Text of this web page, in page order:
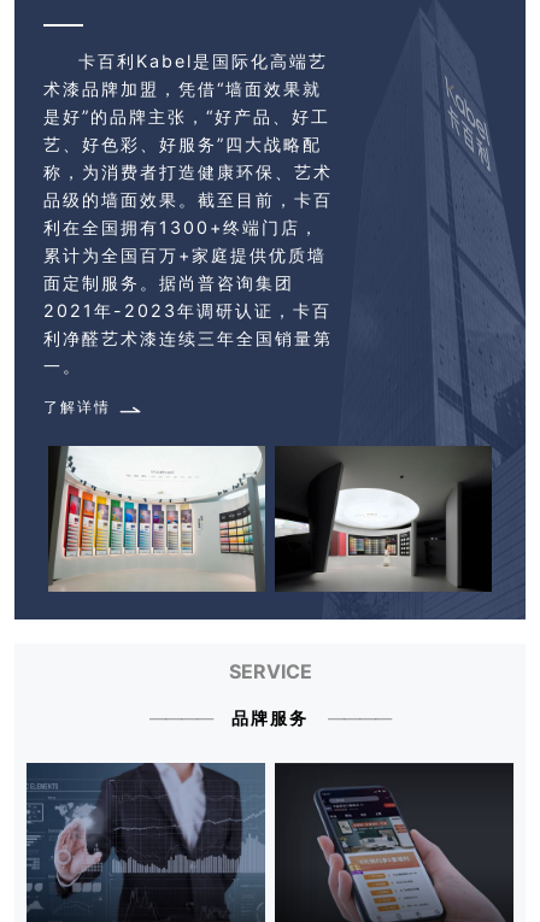
卡百利Kabel是国际化高端艺
术漆品牌加盟，凭借“墙面效果就
是好”的品牌主张，“好产品、好工
艺、好色彩、好服务”四大战略配
称，为消费者打造健康环保、艺术
品级的墙面效果。截至目前，卡百
利在全国拥有1300+终端门店，
累计为全国百万+家庭提供优质墙
面定制服务。据尚普咨询集团
2021年-2023年调研认证，卡百
利净醛艺术漆连续三年全国销量第
一。
卡百利现面向全国开启艺术涂料加盟与艺术漆招
了解详情
SERVICE
品牌服务